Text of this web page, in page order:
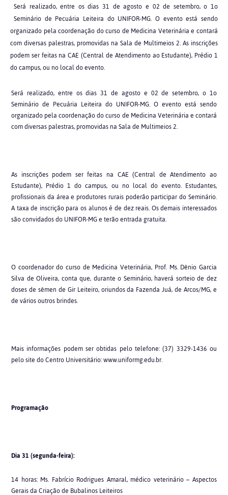
Será realizado, entre os dias 31 de agosto e 02 de setembro, o 1o
Seminário de Pecuária Leiteira do UNIFOR-MG. O evento está sendo
organizado pela coordenação do curso de Medicina Veterinária e contará
com diversas palestras, promovidas na Sala de Multimeios 2. As inscrições
podem ser feitas na CAE (Central de Atendimento ao Estudante), Prédio 1
do campus, ou no local do evento.
Será realizado, entre os dias 31 de agosto e 02 de setembro, o 1o
Seminário de Pecuária Leiteira do UNIFOR-MG. O evento está sendo
organizado pela coordenação do curso de Medicina Veterinária e contará
com diversas palestras, promovidas na Sala de Multimeios 2.
As inscrições podem ser feitas na CAE (Central de Atendimento ao
Estudante), Prédio 1 do campus, ou no local do evento. Estudantes,
profissionais da área e produtores rurais poderão participar do Seminário.
A taxa de inscrição para os alunos é de dez reais. Os demais interessados
são convidados do UNIFOR-MG e terão entrada gratuita.
O coordenador do curso de Medicina Veterinária, Prof. Ms. Dênio Garcia
Silva de Oliveira, conta que, durante o Seminário, haverá sorteio de dez
doses de sêmen de Gir Leiteiro, oriundos da Fazenda Juá, de Arcos/MG, e
de vários outros brindes.
Mais informações podem ser obtidas pelo telefone: (37) 3329-1436 ou
pelo site do Centro Universitário: www.uniformg.edu.br.
Programação
Dia 31 (segunda-feira):
14 horas: Ms. Fabrício Rodrigues Amaral, médico veterinário – Aspectos
Gerais da Criação de Bubalinos Leiteiros